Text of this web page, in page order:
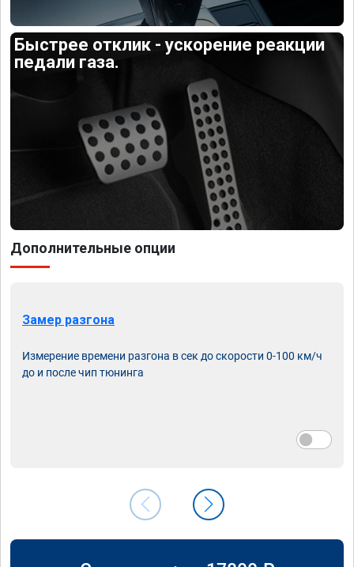
Быстрее отклик - ускорение реакции
педали газа.
Дополнительные опции
Замер разгона
Измерение времени разгона в сек до скорости 0-100 км/ч
до и после чип тюнинга